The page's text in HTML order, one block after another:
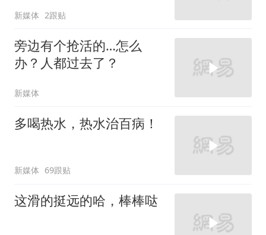
新媒体 2跟贴
旁边有个抢活的…怎么
办？人都过去了？
新媒体
多喝热水，热水治百病！
新媒体 69跟贴
这滑的挺远的哈，棒棒哒